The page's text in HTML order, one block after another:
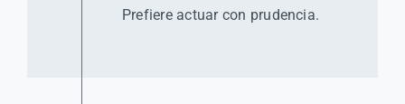
Prefiere actuar con prudencia.